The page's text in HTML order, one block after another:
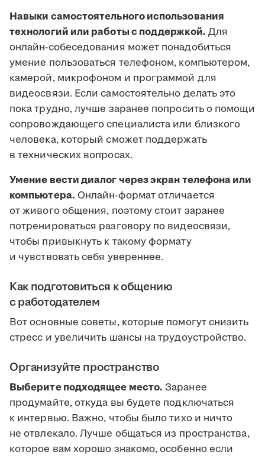
Навыки самостоятельного использования
технологий или работы с поддержкой. Для
онлайн-собеседования может понадобиться
умение пользоваться телефоном, компьютером,
камерой, микрофоном и программой для
видеосвязи. Если самостоятельно делать это
пока трудно, лучше заранее попросить о помощи
сопровождающего специалиста или близкого
человека, который сможет поддержать
в технических вопросах.
Умение вести диалог через экран телефона или
компьютера. Онлайн-формат отличается
от живого общения, поэтому стоит заранее
потренироваться разговору по видеосвязи,
чтобы привыкнуть к такому формату
и чувствовать себя увереннее.
Как подготовиться к общению
с работодателем
Вот основные советы, которые помогут снизить
стресс и увеличить шансы на трудоустройство.
Организуйте пространство
Выберите подходящее место. Заранее
продумайте, откуда вы будете подключаться
к интервью. Важно, чтобы было тихо и ничто
не отвлекало. Лучше общаться из пространства,
которое вам хорошо знакомо, особенно если